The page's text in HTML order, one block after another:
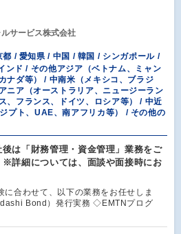
ルサービス株式会社
都 / 愛知県 / 中国 / 韓国 / シンガポール /
ンド / その他アジア（ベトナム、ミャン
ナダ等） / 中南米（メキシコ、ブラジ
ニア（オーストラリア、ニュージーラン
、フランス、ドイツ、ロシア等） / 中近
プト、UAE、南アフリカ等） / その他の
後は「財務管理・資金管理」業務をご
※詳細については、面談や面接時にお
に合わせて、以下の業務をお任せしま
Bond）発行実務 ◇EMTNプログ